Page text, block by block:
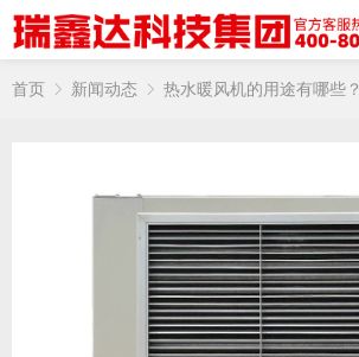
首页 新闻动态 热水暖风机的用途有哪些？